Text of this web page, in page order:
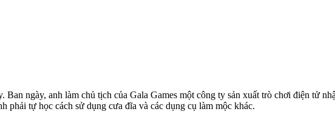
ngày, anh làm chủ tịch của Gala Games một công ty sản xuất trò chơi điện tử
phải tự học cách sử dụng cưa đĩa và các dụng cụ làm mộc khác.